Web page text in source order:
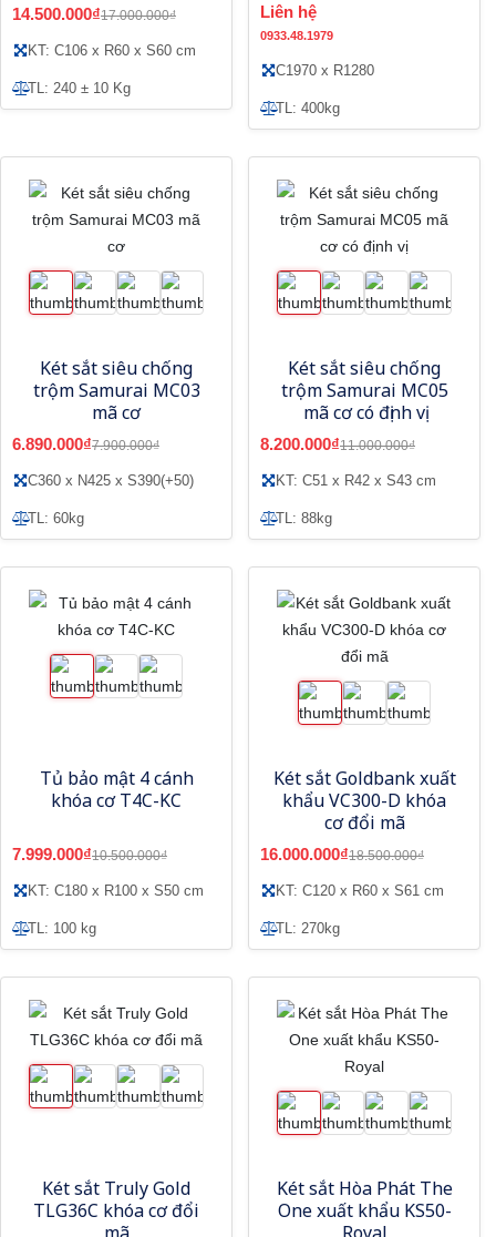
14.500.000₫17.000.000₫
KT: C106 x R60 x S60 cm
TL: 240 ± 10 Kg
Liên hệ
0933.48.1979
C1970 x R1280
TL: 400kg
Két sắt siêu chống
trộm Samurai MC03
mã cơ
6.890.000₫7.900.000₫
C360 x N425 x S390(+50)
TL: 60kg
Két sắt siêu chống
trộm Samurai MC05
mã cơ có định vị
8.200.000₫11.000.000₫
KT: C51 x R42 x S43 cm
TL: 88kg
Tủ bảo mật 4 cánh
khóa cơ T4C-KC
7.999.000₫10.500.000₫
KT: C180 x R100 x S50 cm
TL: 100 kg
Két sắt Goldbank xuất
khẩu VC300-D khóa
cơ đổi mã
16.000.000₫18.500.000₫
KT: C120 x R60 x S61 cm
TL: 270kg
Két sắt Truly Gold
TLG36C khóa cơ đổi
Két sắt Hòa Phát The
One xuất khẩu KS50-